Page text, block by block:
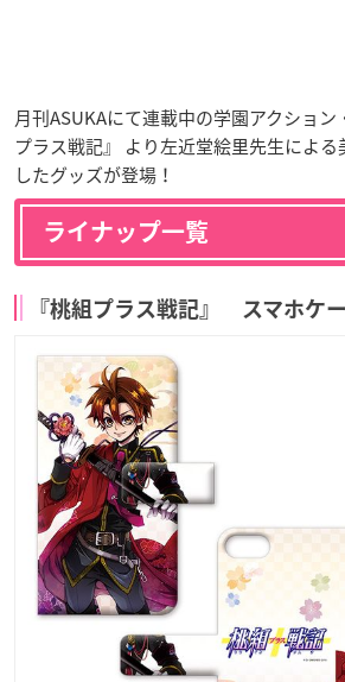
月刊ASUKAにて連載中の学園アクショ
プラス戦記』 より左近堂絵里先生によ
したグッズが登場！
ライナップ一覧
『桃組プラス戦記』 スマホケ